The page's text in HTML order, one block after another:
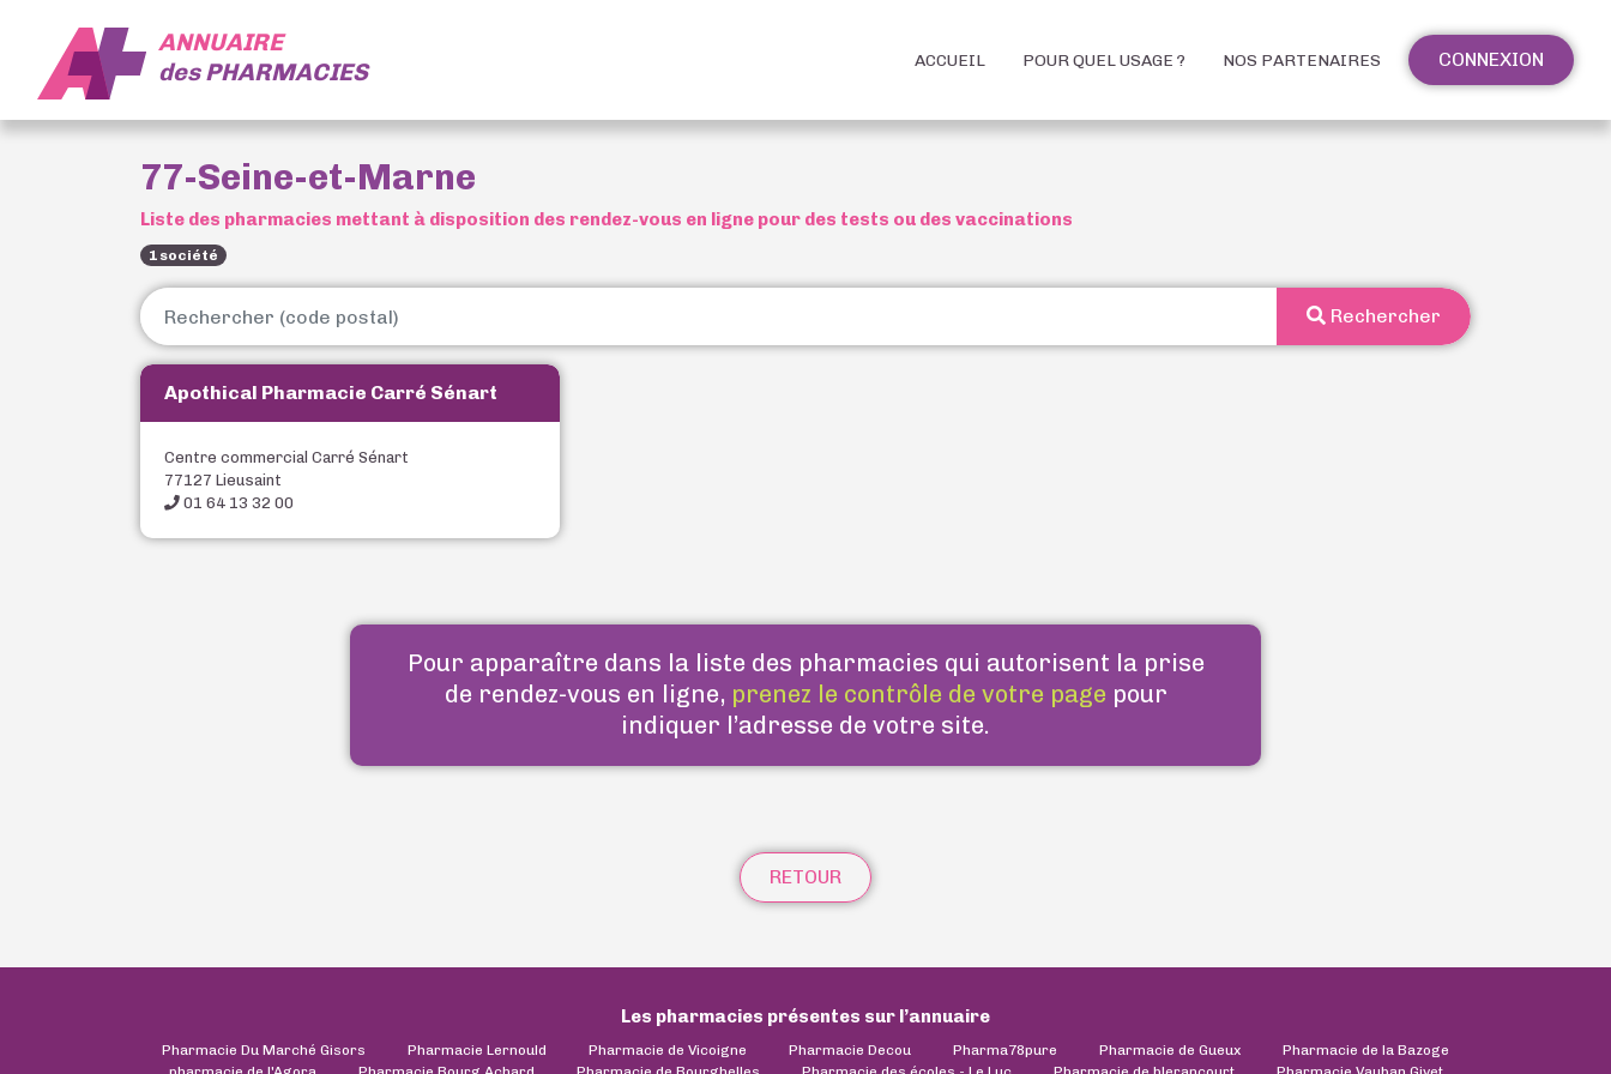
ANNUAIRE
desPHARMACIES ACCUEIL POUR QUEL USAGE ? NOS PARTENAIRES CONNEXION
77-Seine-et-Marne
Liste des pharmacies mettant à disposition des rendez-vous en ligne pour des tests ou des vaccinations
1 société
Rechercher
Apothical Pharmacie Carré Sénart
Centre commercial Carré Sénart
77127 Lieusaint
01 64 13 32 00
Pour apparaître dans la liste des pharmacies qui autorisent la prise
de rendez-vous en ligne, prenez le contrôle de votre page pour
indiquer l’adresse de votre site.
RETOUR
Les pharmacies présentes sur l’annuaire
Pharmacie Du Marché Gisors Pharmacie Lernould Pharmacie de Vicoigne Pharmacie Decou Pharma78pure Pharmacie de Gueux
Pharmacie de la Bazoge